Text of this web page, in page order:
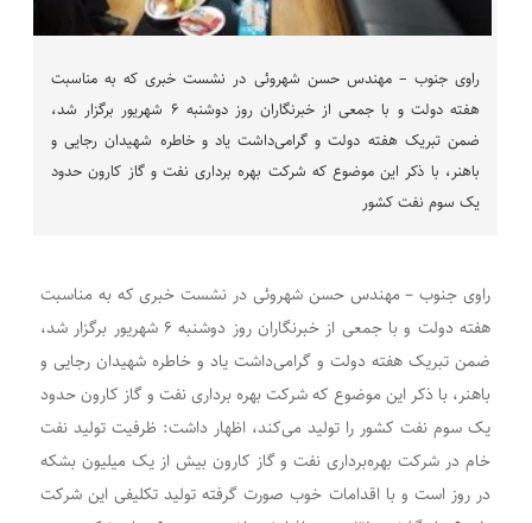
راوی جنوب – مهندس حسن شهروئی در نشست خبری که به مناسبت
هفته دولت و با جمعی از خبرنگاران روز دوشنبه ۶ شهریور برگزار شد،
ضمن تبریک هفته دولت و گرامی‌داشت یاد و خاطره شهیدان رجایی و
باهنر، با ذکر این موضوع که شرکت بهره برداری نفت و گاز کارون حدود
یک سوم نفت کشور
راوی جنوب – مهندس حسن شهروئی در نشست خبری که به مناسبت
هفته دولت و با جمعی از خبرنگاران روز دوشنبه ۶ شهریور برگزار شد،
ضمن تبریک هفته دولت و گرامی‌داشت یاد و خاطره شهیدان رجایی و
باهنر، با ذکر این موضوع که شرکت بهره برداری نفت و گاز کارون حدود
یک سوم نفت کشور را تولید می‌کند، اظهار داشت: ظرفیت تولید نفت
خام در شرکت بهره‌برداری نفت و گاز کارون بیش از یک میلیون بشکه
در روز است و با اقدامات خوب صورت گرفته تولید تکلیفی این شرکت